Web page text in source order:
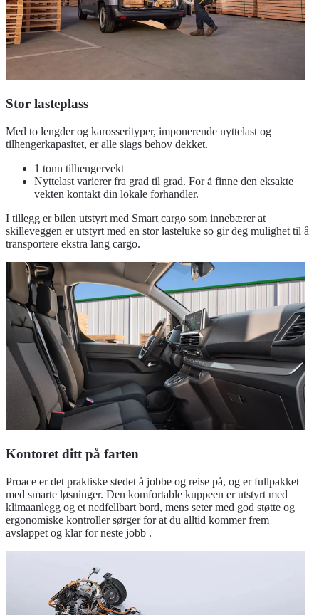
Stor lasteplass
Med to lengder og karosserityper, imponerende nyttelast og
tilhengerkapasitet, er alle slags behov dekket.
1 tonn tilhengervekt
Nyttelast varierer fra grad til grad. For å finne den eksakte
vekten kontakt din lokale forhandler.
I tillegg er bilen utstyrt med Smart cargo som innebærer at
skilleveggen er utstyrt med en stor lasteluke so gir deg mulighet til å
transportere ekstra lang cargo.
Kontoret ditt på farten
Proace er det praktiske stedet å jobbe og reise på, og er fullpakket
med smarte løsninger. Den komfortable kuppeen er utstyrt med
klimaanlegg og et nedfellbart bord, mens seter med god støtte og
ergonomiske kontroller sørger for at du alltid kommer frem
avslappet og klar for neste jobb .